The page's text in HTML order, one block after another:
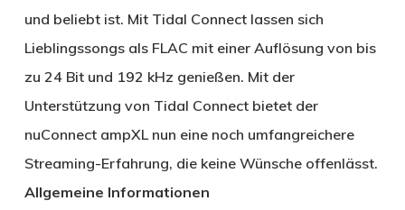
und beliebt ist. Mit Tidal Connect lassen sich
Lieblingssongs als FLAC mit einer Auflösung von bis
zu 24 Bit und 192 kHz genießen. Mit der
Unterstützung von Tidal Connect bietet der
nuConnect ampXL nun eine noch umfangreichere
Streaming-Erfahrung, die keine Wünsche offenlässt.
Allgemeine Informationen